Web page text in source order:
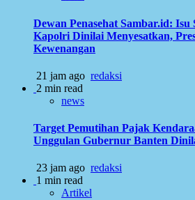
Dewan Penasehat Sambar.id: Isu
Kapolri Dinilai Menyesatkan,
Kewenangan
21 jam ago redaksi
2 min read
news
Target Pemutihan Pajak
Unggulan Gubernur Banten
23 jam ago redaksi
1 min read
Artikel